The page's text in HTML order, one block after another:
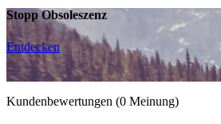
Stopp Obsoleszenz
Entdecken
Kundenbewertungen (0 Meinung)